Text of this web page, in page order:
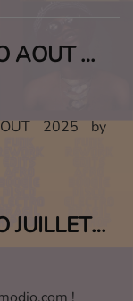
PLAY ! OMODJO AOUT 2025
2025 by
PLAY ! OMODJO JUILLET 2025